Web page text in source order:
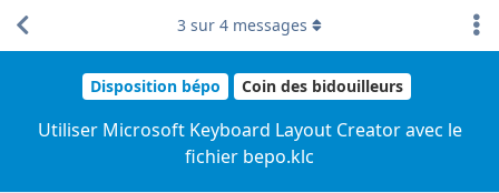
Disposition bépo Coin des bidouilleurs
Utiliser Microsoft Keyboard Layout Creator avec le
fichier bepo.klc
3 sur 4 messages